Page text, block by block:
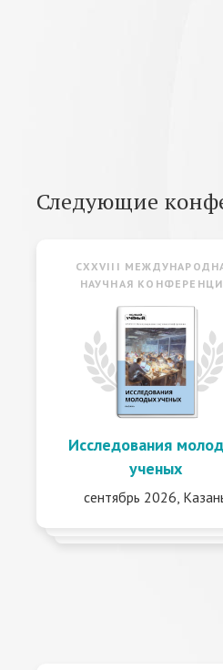
Следующие
CXXVIII
НАУЧНАЯ
Исследования
ученых
сентябрь 2026,